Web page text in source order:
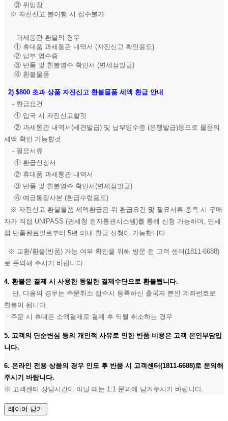
③ 위임장
※ 자진신고 불이행 시 접수불가
- 과세통관 환불의 경우
① 휴대품 과세통관 내역서 (자진신고 확인용도)
② 납부 영수증
③ 반품 및 환불영수 확인서 (면세점발급)
④ 환불물품
2) $800 초과 상품 자진신고 환불물품 세액 환급 안내
- 환급요건
① 입국 시 자진신고할것
② 과세통관 내역서(세관발급) 및 납부영수증 (은행발급)등으로 물품의
세액 확인 가능할것
- 필요서류
① 환급신청서
② 휴대품 과세통관 내역서
③ 반품 및 환불영수 확인서(면세점발급)
④ 예금통장사본 (환급수령용도)
※ 자진신고 환불물품 세액환급은 위 환급요건 및 필요서류 충족 시 구매
자가 직접 UNIPASS (관세청 전자통관시스템)를 통해 신청 가능하며, 면세
점 반품완료일로부터 5년 이내 환급 신청이 가능합니다.
※ 교환/환불(반품) 가능 여부 확인을 위해 방문 전 고객 센터(1811-6688)
로 문의해 주시기 바랍니다.
4. 환불은 결제 시 사용한 동일한 결제수단으로 환불됩니다.
단, 다음의 경우는 주문취소 접수시 등록하신 출국자 본인 계좌번호로
환불이 됩니다.
ㆍ주문 시 휴대폰 소액결제로 결제 후 익월 취소하는 경우
5. 고객의 단순변심 등의 개인적 사유로 인한 반품 비용은 고객 본인부담입
니다.
6. 온라인 전용 상품의 경우 인도 후 반품 시 고객센터(1811-6688)로 문의해
주시기 바랍니다.
※ 고객센터 상담시간이 아닐 때는 1:1 문의에 남겨주시기 바랍니다.
레이어 닫기